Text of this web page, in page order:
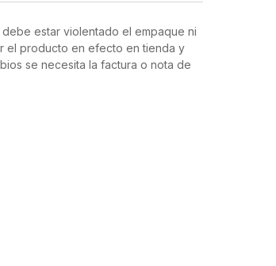
estar violentado el empaque ni
el producto en efecto en tienda y
se necesita la factura o nota de